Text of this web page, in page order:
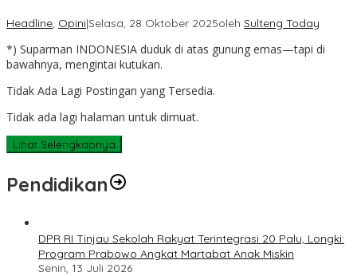
Headline, Opini|Selasa, 28 Oktober 2025oleh Sulteng Today
*) Suparman INDONESIA duduk di atas gunung emas—tapi di
bawahnya, mengintai kutukan.
Tidak Ada Lagi Postingan yang Tersedia.
Tidak ada lagi halaman untuk dimuat.
Lihat Selengkapnya
Pendidikan
DPR RI Tinjau Sekolah Rakyat Terintegrasi 20 Palu, Longki:
Program Prabowo Angkat Martabat Anak Miskin
Senin, 13 Juli 2026